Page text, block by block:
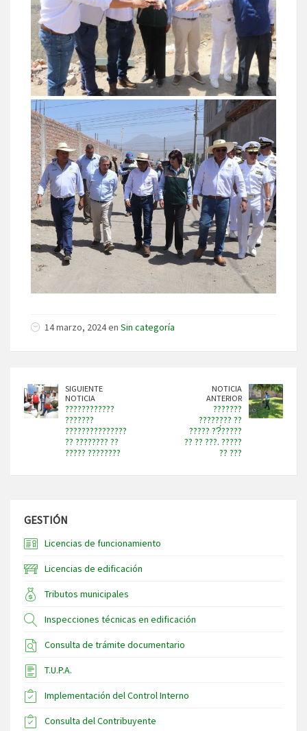
14 marzo, 2024 en Sin categoría
SIGUIENTE
NOTICIA
????????????
???????
???????????????
?? ???????? ??
????? ????????
NOTICIA
ANTERIOR
???????
???????? ??
????? ??́?????
?? ?? ???. ?????
?? ???
GESTIÓN
Licencias de funcionamiento
Licencias de edificación
Tributos municipales
Inspecciones técnicas en edificación
Consulta de trámite documentario
T.U.P.A.
Implementación del Control Interno
Consulta del Contribuyente